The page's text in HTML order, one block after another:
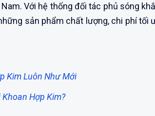
Với hệ thống đối tác phủ sóng
sản phẩm chất lượng, chi phí tối
Kim Luôn Như Mới
Hợp Kim?